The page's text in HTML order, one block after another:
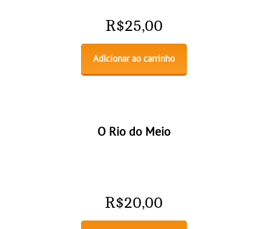
R$25,00
Adicionar ao carrinho
O Rio do Meio
R$20,00